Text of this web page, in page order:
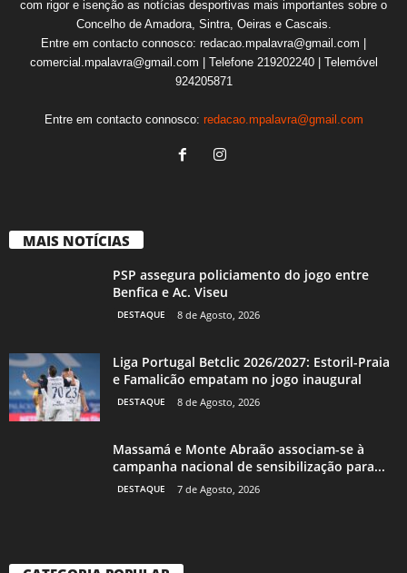
com rigor e isenção as notícias desportivas mais importantes sobre o
Concelho de Amadora, Sintra, Oeiras e Cascais.
Entre em contacto connosco: redacao.mpalavra@gmail.com |
comercial.mpalavra@gmail.com | Telefone 219202240 | Telemóvel
924205871
Entre em contacto connosco: redacao.mpalavra@gmail.com
MAIS NOTÍCIAS
PSP assegura policiamento do jogo entre
Benfica e Ac. Viseu
DESTAQUE 8 de Agosto, 2026
Liga Portugal Betclic 2026/2027: Estoril-Praia
e Famalicão empatam no jogo inaugural
DESTAQUE 8 de Agosto, 2026
Massamá e Monte Abraão associam-se à
campanha nacional de sensibilização para...
DESTAQUE 7 de Agosto, 2026